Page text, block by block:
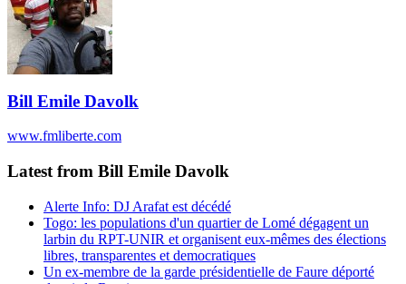
Bill Emile Davolk
www.fmliberte.com
Latest from Bill Emile Davolk
Alerte Info: DJ Arafat est décédé
Togo: les populations d'un quartier de Lomé dégagent un
larbin du RPT-UNIR et organisent eux-mêmes des élections
libres, transparentes et democratiques
Un ex-membre de la garde présidentielle de Faure déporté